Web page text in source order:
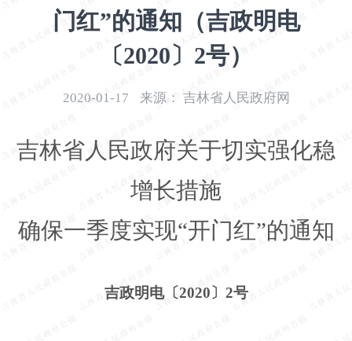
门红”的通知（吉政明电
〔2020〕2号）
2020-01-17 来源： 吉林省人民政府网
吉林省人民政府关于切实强化稳
增长措施
确保一季度实现“开门红”的通知
吉政明电〔2020〕2号